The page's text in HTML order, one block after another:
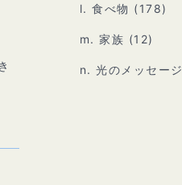
l. 食べ物 (178)
m. 家族 (12)
n. 光のメッセージ